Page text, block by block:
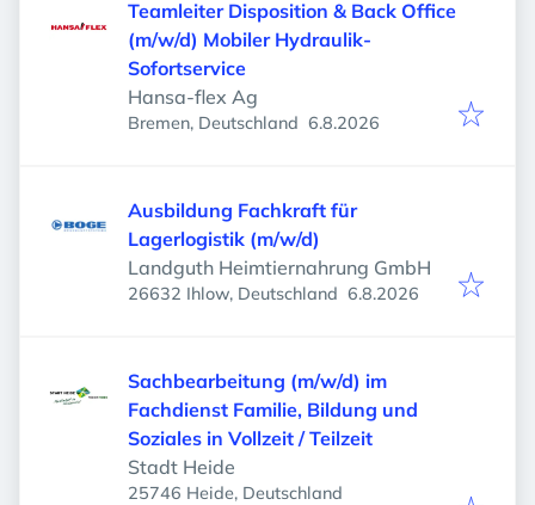
Teamleiter Disposition & Back Office
(m/w/d) Mobiler Hydraulik-
Sofortservice
Hansa-flex Ag
Bremen, Deutschland Veröffentlicht
6.8.2026
Ausbildung Fachkraft für
Lagerlogistik (m/w/d)
Landguth Heimtiernahrung GmbH
26632 Ihlow, Deutschland Veröffentlicht
6.8.2026
Sachbearbeitung (m/w/d) im
Fachdienst Familie, Bildung und
Soziales in Vollzeit / Teilzeit
Stadt Heide
25746 Heide, Deutschland